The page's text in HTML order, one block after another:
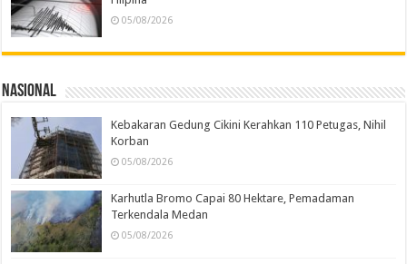
05/08/2026
Nasional
Kebakaran Gedung Cikini Kerahkan 110 Petugas, Nihil
Korban
05/08/2026
Karhutla Bromo Capai 80 Hektare, Pemadaman
Terkendala Medan
05/08/2026